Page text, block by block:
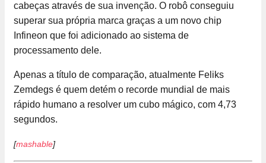
cabeças através de sua invenção. O robô conseguiu
superar sua própria marca graças a um novo chip
Infineon que foi adicionado ao sistema de
processamento dele.
Apenas a título de comparação, atualmente Feliks
Zemdegs é quem detém o recorde mundial de mais
rápido humano a resolver um cubo mágico, com 4,73
segundos.
[mashable]